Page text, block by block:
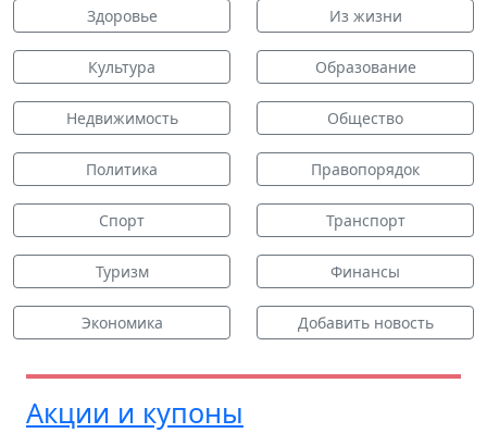
Здоровье Из жизни
Культура Образование
Недвижимость Общество
Политика Правопорядок
Спорт Транспорт
Туризм Финансы
Экономика Добавить новость
Акции и купоны